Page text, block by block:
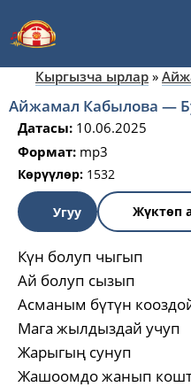
Кыргызча ырлар »
Айжамал Кабылова —
Датасы: 10.06.2025
Формат: mp3
Көрүүлөр: 1532
Угуу Жүктөп
Күн болуп чыгып
Ай болуп сызып
Асманым бүтүн
Мага жылдыздай учуп
Жарыгың сунуп
Жашоомдо жанып